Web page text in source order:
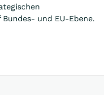
und EU-Ebene.